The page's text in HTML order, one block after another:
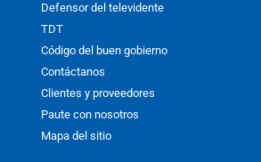
Defensor del televidente
TDT
Código del buen gobierno
Contáctanos
Clientes y proveedores
Paute con nosotros
Mapa del sitio